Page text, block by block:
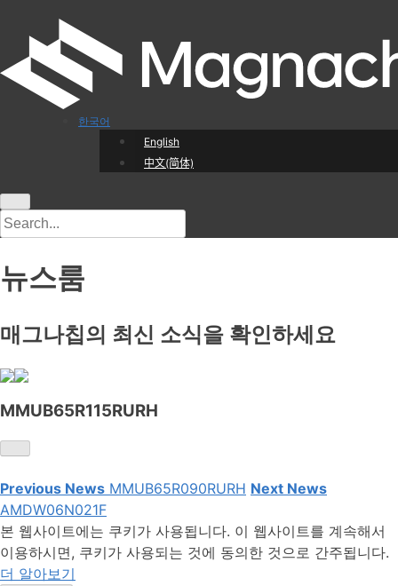
한국어
English
中文(简体)
뉴스룸
매그나칩의 최신 소식을 확인하세요
MMUB65R115RURH
Previous News MMUB65R090RURH Next News
AMDW06N021F
본 웹사이트에는 쿠키가 사용됩니다. 이 웹사이트를 계속해서
이용하시면, 쿠키가 사용되는 것에 동의한 것으로 간주됩니다.
더 알아보기